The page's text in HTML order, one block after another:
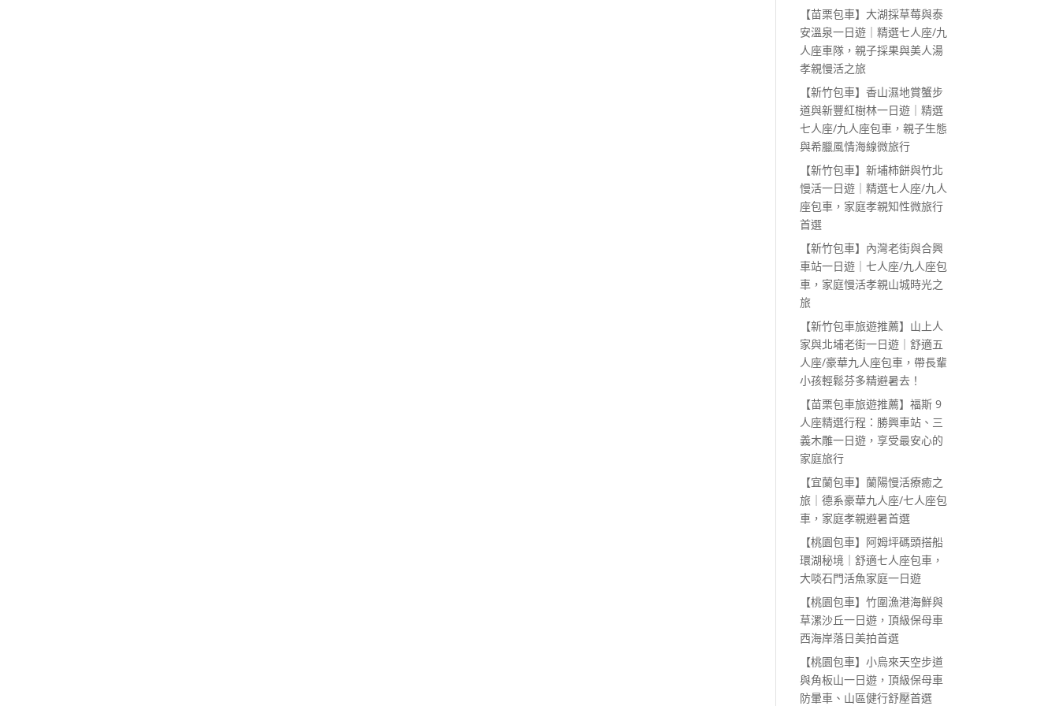
【苗栗包車】大湖採草莓與泰
安溫泉一日遊｜精選七人座/九
人座車隊，親子採果與美人湯
孝親慢活之旅
【新竹包車】香山濕地賞蟹步
道與新豐紅樹林一日遊｜精選
七人座/九人座包車，親子生態
與希臘風情海線微旅行
【新竹包車】新埔柿餅與竹北
慢活一日遊｜精選七人座/九人
座包車，家庭孝親知性微旅行
首選
【新竹包車】內灣老街與合興
車站一日遊｜七人座/九人座包
車，家庭慢活孝親山城時光之
旅
【新竹包車旅遊推薦】山上人
家與北埔老街一日遊｜舒適五
人座/豪華九人座包車，帶長輩
小孩輕鬆芬多精避暑去！
【苗栗包車旅遊推薦】福斯 9
人座精選行程：勝興車站、三
義木雕一日遊，享受最安心的
家庭旅行
【宜蘭包車】蘭陽慢活療癒之
旅｜德系豪華九人座/七人座包
車，家庭孝親避暑首選
【桃園包車】阿姆坪碼頭搭船
環湖秘境｜舒適七人座包車，
大啖石門活魚家庭一日遊
【桃園包車】竹圍漁港海鮮與
草漯沙丘一日遊，頂級保母車
西海岸落日美拍首選
【桃園包車】小烏來天空步道
與角板山一日遊，頂級保母車
防暈車、山區健行舒壓首選